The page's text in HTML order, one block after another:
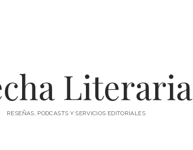
Literaria
RESEÑAS, PODCASTS Y SERVICIOS EDITORIALES